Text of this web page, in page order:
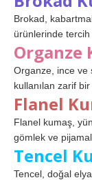
Brokad,
ürünlerinde tercih
Organze
Organze, ince ve
kullanılan zarif bir
Flanel
Flanel kumaş,
gömlek ve
Tencel
Tencel, doğal